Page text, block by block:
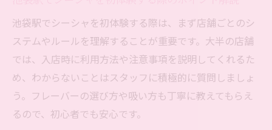
池袋駅でシーシャを初体験する際は、まず店舗ごとのシ
ステムやルールを理解することが重要です。大半の店舗
では、入店時に利用方法や注意事項を説明してくれるた
め、わからないことはスタッフに積極的に質問しましょ
う。フレーバーの選び方や吸い方も丁寧に教えてもらえ
るので、初心者でも安心です。